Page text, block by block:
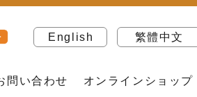
English 繁體中文
問い合わせ オンラインショップ